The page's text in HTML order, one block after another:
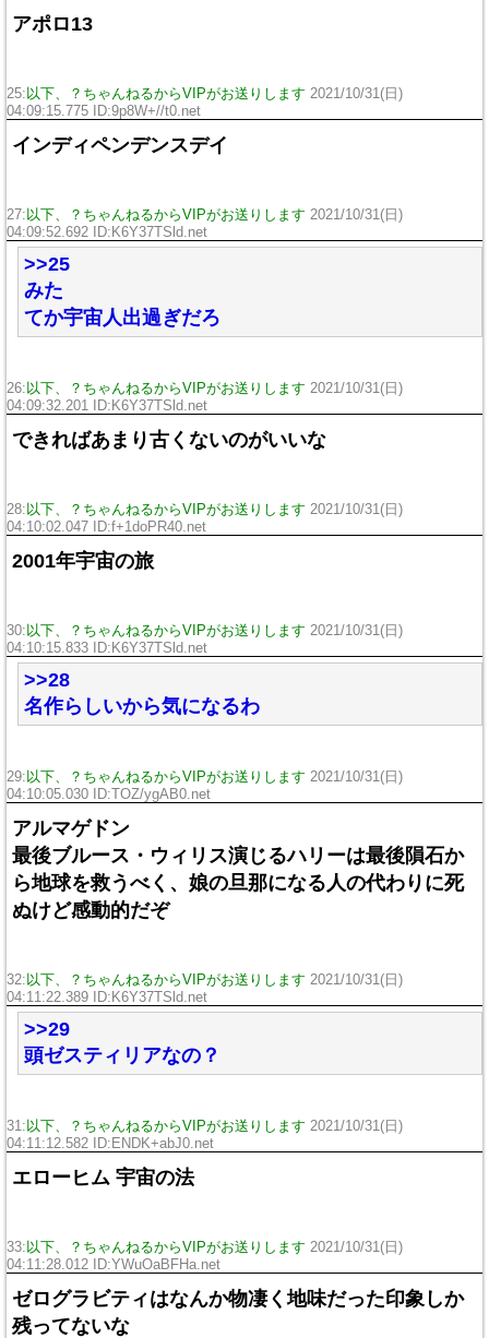
アポロ13
25: 以下、？ちゃんねるからVIPがお送りします 2021/10/31(日)
04:09:15.775 ID:9p8W+//t0.net
インディペンデンスデイ
27: 以下、？ちゃんねるからVIPがお送りします 2021/10/31(日)
04:09:52.692 ID:K6Y37TSld.net
>>25
みた
てか宇宙人出過ぎだろ
26: 以下、？ちゃんねるからVIPがお送りします 2021/10/31(日)
04:09:32.201 ID:K6Y37TSld.net
できればあまり古くないのがいいな
28: 以下、？ちゃんねるからVIPがお送りします 2021/10/31(日)
04:10:02.047 ID:f+1doPR40.net
2001年宇宙の旅
30: 以下、？ちゃんねるからVIPがお送りします 2021/10/31(日)
04:10:15.833 ID:K6Y37TSld.net
>>28
名作らしいから気になるわ
29: 以下、？ちゃんねるからVIPがお送りします 2021/10/31(日)
04:10:05.030 ID:TOZ/ygAB0.net
アルマゲドン
最後ブルース・ウィリス演じるハリーは最後隕石か
ら地球を救うべく、娘の旦那になる人の代わりに死
ぬけど感動的だぞ
32: 以下、？ちゃんねるからVIPがお送りします 2021/10/31(日)
04:11:22.389 ID:K6Y37TSld.net
>>29
頭ゼスティリアなの？
31: 以下、？ちゃんねるからVIPがお送りします 2021/10/31(日)
04:11:12.582 ID:ENDK+abJ0.net
エローヒム 宇宙の法
33: 以下、？ちゃんねるからVIPがお送りします 2021/10/31(日)
04:11:28.012 ID:YWuOaBFHa.net
ゼログラビティはなんか物凄く地味だった印象しか
残ってないな